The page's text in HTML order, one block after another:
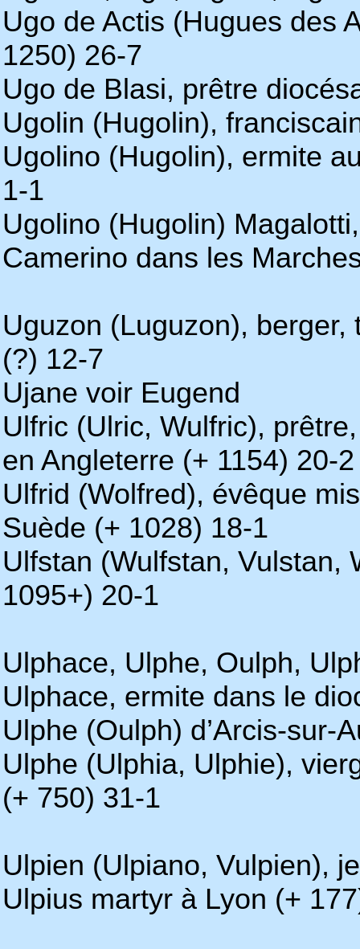
Ugo de Actis (Hugues des
1250) 26-7
Ugo de Blasi, prêtre
Ugolin (Hugolin),
Ugolino (Hugolin), ermite
1-1
Ugolino (Hugolin)
Camerino dans les
Uguzon (Luguzon),
(?) 12-7
Ujane voir Eugend
Ulfric (Ulric, Wulfric),
en Angleterre (+ 1154) 20-2
Ulfrid (Wolfred), évêque
Suède (+ 1028) 18-1
Ulfstan (Wulfstan, Vulstan,
1095+) 20-1
Ulphace, Ulphe, Oulph,
Ulphace, ermite dans le
Ulphe (Oulph) d’Arcis-sur-
Ulphe (Ulphia, Ulphie),
(+ 750) 31-1
Ulpien (Ulpiano, Vulpien),
Ulpius martyr à Lyon (+